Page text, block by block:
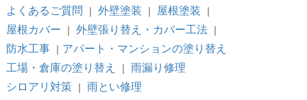
よくあるご質問 ｜ 外壁塗装 ｜ 屋根塗装 ｜
屋根カバー ｜ 外壁張り替え・カバー工法｜
防水工事｜ アパート・マンションの塗り替え
工場・倉庫の塗り替え
｜ 雨漏り修理
シロアリ対策｜ 雨とい修理